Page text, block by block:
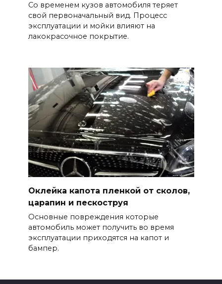
Со временем кузов автомобиля теряет
свой первоначальный вид. Процесс
эксплуатации и мойки влияют на
лакокрасочное покрытие.
Оклейка капота пленкой от сколов,
царапин и пескоструя
Основные повреждения которые
автомобиль может получить во время
эксплуатации приходятся на капот и
бампер.